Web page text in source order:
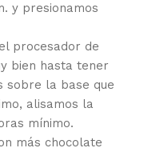
y presionamos
procesador de
bien hasta tener
sobre la base que
alisamos la
mínimo.
más chocolate